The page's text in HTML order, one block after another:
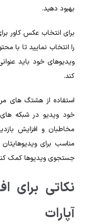
بهبود دهید.
برای انتخاب عکس کاور
را انتخاب نمایید تا با
ویدیوهای خود باید
کند.
استفاده از هشتگ‌ های
خود ویدیو در شبکه‌
مخاطبان و افزایش
مناسب برای
جستجوی ویدیوها کمک
نکاتی برای
آپارات